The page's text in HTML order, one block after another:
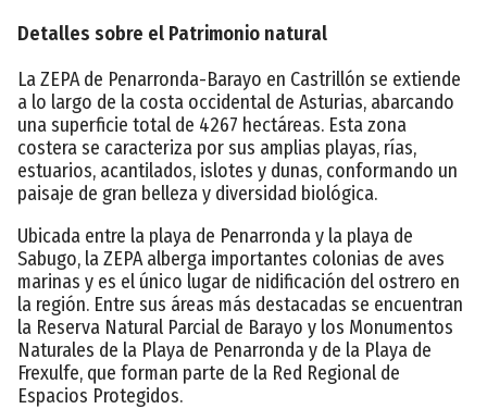
Detalles sobre el Patrimonio natural
La ZEPA de Penarronda-Barayo en Castrillón se extiende
a lo largo de la costa occidental de Asturias, abarcando
una superficie total de 4267 hectáreas. Esta zona
costera se caracteriza por sus amplias playas, rías,
estuarios, acantilados, islotes y dunas, conformando un
paisaje de gran belleza y diversidad biológica.
Ubicada entre la playa de Penarronda y la playa de
Sabugo, la ZEPA alberga importantes colonias de aves
marinas y es el único lugar de nidificación del ostrero en
la región. Entre sus áreas más destacadas se encuentran
la Reserva Natural Parcial de Barayo y los Monumentos
Naturales de la Playa de Penarronda y de la Playa de
Frexulfe, que forman parte de la Red Regional de
Espacios Protegidos.